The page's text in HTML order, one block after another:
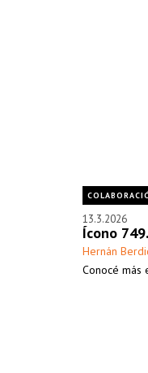
13.3.2026
Ícono
Hernán
Conocé más